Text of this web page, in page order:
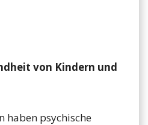
von Kindern und
haben psychische